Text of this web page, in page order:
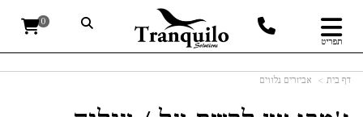
תפריט
0
דף בית אביזרים נלווים